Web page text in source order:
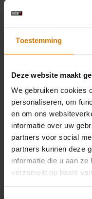
Toestemming
Deze website maakt
We gebruiken cookies
personaliseren, om
en om ons
informatie over uw
partners voor social
partners kunnen deze
informatie die u aan
verzameld op basis
Mengkom